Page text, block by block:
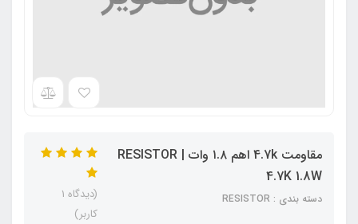
مقاومت 4.7k اهم ۱.۸ وات | RESISTOR
4.7K 1.8W
دسته بندی : RESISTOR
(دیدگاه 1
کاربر)